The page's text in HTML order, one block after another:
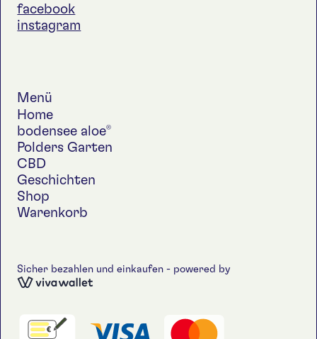
facebook
instagram
Menü
Home
bodensee aloe®
Polders Garten
CBD
Geschichten
Shop
Warenkorb
Sicher bezahlen und einkaufen - powered by